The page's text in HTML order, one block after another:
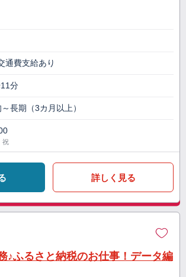
通費支給あり
分
長期（3カ月以上）
祝
詳しく見る
♪ふるさと納税のお仕事！データ編